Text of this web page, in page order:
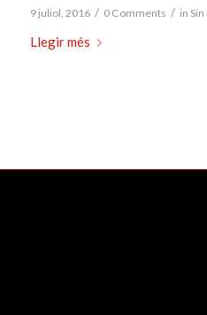
9 juliol, 2016 / 0 Comments / in
Llegir més